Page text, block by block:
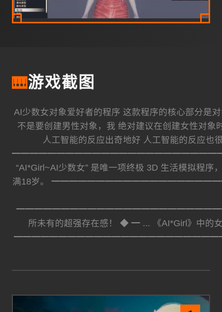
🎹游戏截图
AI少数女对象爱好者的程序 这款程序的核心部分是
不是要创建男性对象，我 绝对建议在创建女性对
人工智能的反应出奇地好 人工智能的反应
“AI*Girl~AI少数女” 是唯一项终极 3D 生活模拟程
满18岁。
所未有的超强存在感！ ◆ ━ ... 《AI*Girl》中的